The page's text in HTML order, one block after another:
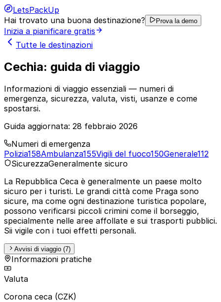
LetsPackUp
Hai trovato una buona destinazione?
Prova la demo
Inizia a pianificare gratis
Tutte le destinazioni
Cechia: guida di viaggio
Informazioni di viaggio essenziali — numeri di
emergenza, sicurezza, valuta, visti, usanze e come
spostarsi.
Guida aggiornata: 28 febbraio 2026
Numeri di emergenza
Polizia158Ambulanza155Vigili del fuoco150Generale112
SicurezzaGeneralmente sicuro
La Repubblica Ceca è generalmente un paese molto
sicuro per i turisti. Le grandi città come Praga sono
sicure, ma come ogni destinazione turistica popolare,
possono verificarsi piccoli crimini come il borseggio,
specialmente nelle aree affollate e sui trasporti pubblici.
Sii vigile con i tuoi effetti personali.
Avvisi di viaggio (7)
Informazioni pratiche
Valuta
Corona ceca (CZK)